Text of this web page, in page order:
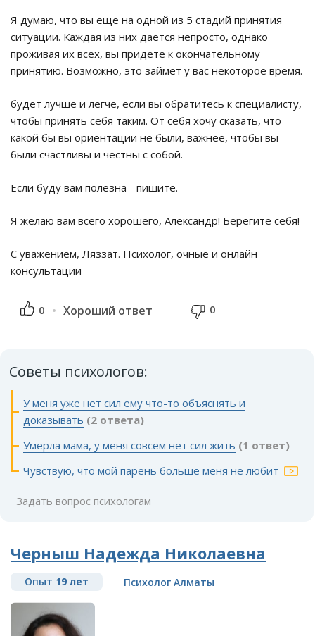
Я думаю, что вы еще на одной из 5 стадий принятия
ситуации. Каждая из них дается непросто, однако
проживая их всех, вы придете к окончательному
принятию. Возможно, это займет у вас некоторое время.
будет лучше и легче, если вы обратитесь к специалисту,
чтобы принять себя таким. От себя хочу сказать, что
какой бы вы ориентации не были, важнее, чтобы вы
были счастливы и честны с собой.
Если буду вам полезна - пишите.
Я желаю вам всего хорошего, Александр! Берегите себя!
С уважением, Ляззат. Психолог, очные и онлайн
консультации
0 Хороший ответ 0
Советы психологов:
У меня уже нет сил ему что-то объяснять и
доказывать (2 ответа)
Умерла мама, у меня совсем нет сил жить (1 ответ)
Чувствую, что мой парень больше меня не любит
Задать вопрос психологам
Черныш Надежда Николаевна
Опыт 19 лет Психолог Алматы